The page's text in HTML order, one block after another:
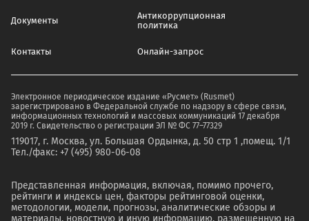
Документы
Антикоррупционная
политика
Контакты Онлайн-запрос
Электронное периодическое издание «Русмет» (Rusmet)
зарегистрировано в Федеральной службе по надзору в сфере связи,
информационных технологий и массовых коммуникаций 17 декабря
2019 г. Свидетельство о регистрации ЭЛ № ФС 77–77329
119017, г. Москва, ул. Большая Ордынка, д. 50 стр 1 ,помещ. 1/1
Тел./факс: +7 (495) 980-06-08
Представленная информация, включая, помимо прочего,
рейтинги и индексы цен, факторы рейтинговой оценки,
методологии, модели, прогнозы, аналитические обзоры и
материалы, новостную и иную информацию, размещенную на